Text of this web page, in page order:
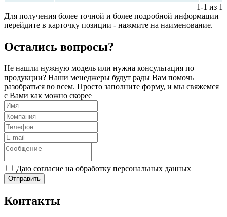
1-1 из 1
Для получения более точной и более подробной информации
перейдите в карточку позиции - нажмите на наименование.
Остались вопросы?
Не нашли нужную модель или нужна консультация по
продукции? Наши менеджеры будут рады Вам помочь
разобраться во всем. Просто заполните форму, и мы свяжемся
с Вами как можно скорее
Даю согласие на обработку персональных данных
Отправить
Контакты